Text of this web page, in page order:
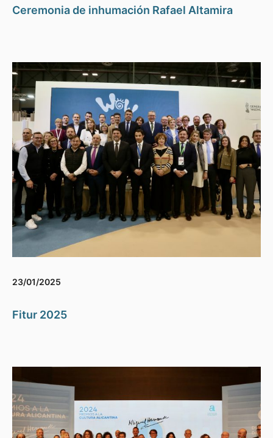
Ceremonia de inhumación Rafael Altamira
23/01/2025
Fitur 2025